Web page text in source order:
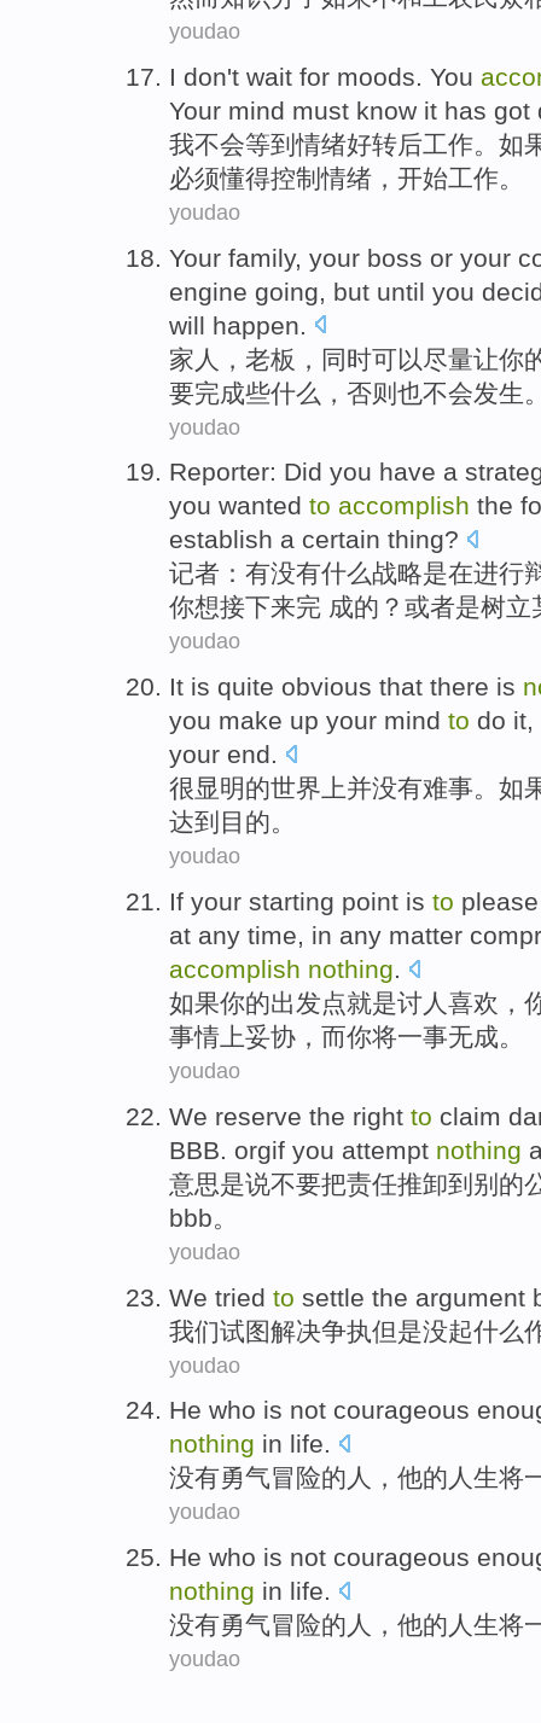
youdao
I don't wait for moods. You
Your mind must know it has got
我不会等到情绪好转后工作。 如
必须懂得控制情绪，开始工作。
youdao
Your family, your boss or your
engine going but until you
will happen
家人
， 老板 ， 同时可以 尽量让你
要完成些什么 ， 否则也不会发生
youdao
Reporter: Did you have a
you wanted to accomplish the
establish a certain thing?
记者 ： 有没有什么战略是在进行
你想接下来完 成的 ？ 或者是树立
youdao
It is quite obvious that there is
you make up your mind to do it,
your end.
很显明的世界 上并没有难事。 如
达到目的。
youdao
If your starting point is to
at any time, in any matter
accomplish nothing.
如果你的出发点就是讨人喜欢 ，
事情 上妥协 ， 而你将一事无成。
youdao
We reserve the right to claim
BBB. orgif you attempt nothing
意思是说不要把责任推卸到 别的
bbb。
youdao
We tried to settle the argument
我们试图解决争执但是没起什么
youdao
He who is not courageous
nothing in life.
没有勇气冒险的 人 ， 他的人生将
youdao
He who is not courageous
nothing in life.
没有勇气冒险的 人 ， 他的人生将
youdao